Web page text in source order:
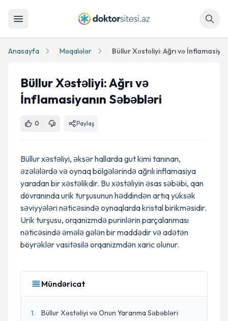
Anasayfa Məqalələr Büllur Xəstəliyi: Ağrı və
Büllur Xəstəliyi: Ağrı və
İnflamasiyanın Səbəbləri
0 Paylaş
Büllur xəstəliyi, əksər hallarda gut kimi tanınan,
əzələlərdə və oynaq bölgələrində ağrılı inflamasiya
yaradan bir xəstəlikdir. Bu xəstəliyin əsas səbəbi, qan
dövranında urik turşusunun həddindən artıq yüksək
səviyyələri nəticəsində oynaqlarda kristal birikməsidir.
Urik turşusu, orqanizmdə purinlərin parçalanması
nəticəsində əmələ gələn bir maddədir və adətən
böyrəklər vasitəsilə orqanizmdən xaric olunur.
Mündəricat
1. Büllur Xəstəliyi və Onun Yaranma Səbəbləri